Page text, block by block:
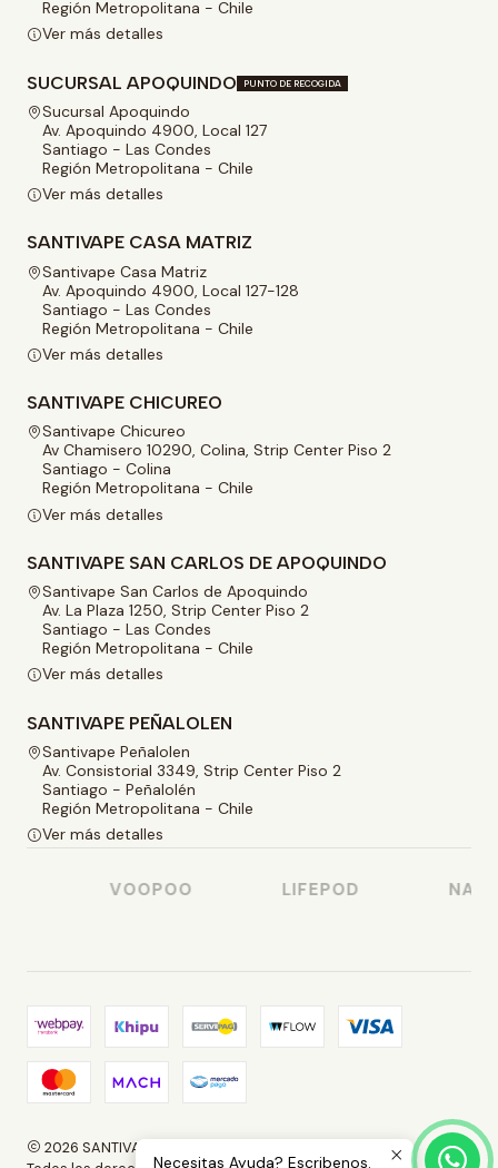
Región Metropolitana - Chile
Ver más detalles
SUCURSAL APOQUINDO PUNTO DE RECOGIDA
Sucursal Apoquindo
Av. Apoquindo 4900, Local 127
Santiago - Las Condes
Región Metropolitana - Chile
Ver más detalles
SANTIVAPE CASA MATRIZ
Santivape Casa Matriz
Av. Apoquindo 4900, Local 127-128
Santiago - Las Condes
Región Metropolitana - Chile
Ver más detalles
SANTIVAPE CHICUREO
Santivape Chicureo
Av Chamisero 10290, Colina, Strip Center Piso 2
Santiago - Colina
Región Metropolitana - Chile
Ver más detalles
SANTIVAPE SAN CARLOS DE APOQUINDO
Santivape San Carlos de Apoquindo
Av. La Plaza 1250, Strip Center Piso 2
Santiago - Las Condes
Región Metropolitana - Chile
Ver más detalles
SANTIVAPE PEÑALOLEN
Santivape Peñalolen
Av. Consistorial 3349, Strip Center Piso 2
Santiago - Peñalolén
Región Metropolitana - Chile
Ver más detalles
VOOPOO LIFEPOD
2026 SANTIVAPE.
Necesitas Ayuda? Escribenos.